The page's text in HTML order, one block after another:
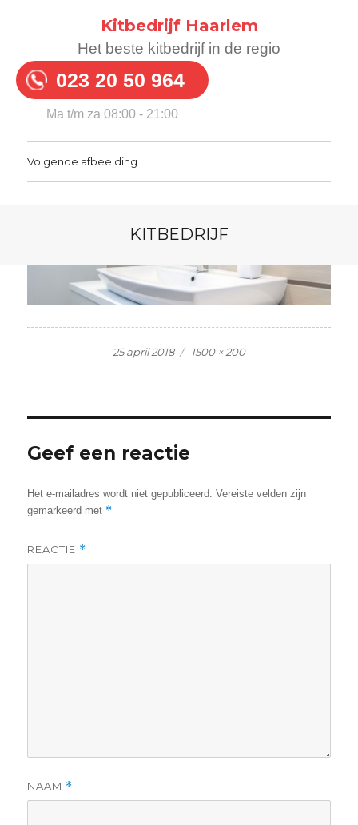
Kitbedrijf Haarlem
Het beste kitbedrijf in de regio
023 20 50 964
Ma t/m za 08:00 - 21:00
Volgende afbeelding
KITBEDRIJF
Geplaatst
25 april 2018
Volledige
1500 × 200
Geef een reactie
Het e-mailadres wordt niet gepubliceerd.
Vereiste velden zijn
gemarkeerd met *
REACTIE *
NAAM *